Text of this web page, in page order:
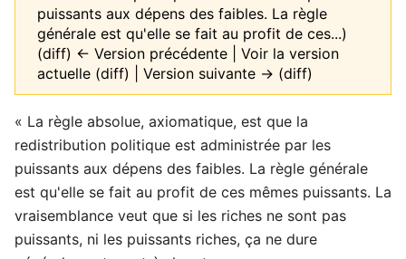
puissants aux dépens des faibles. La règle
générale est qu'elle se fait au profit de ces...)
(diff) ← Version précédente | Voir la version
actuelle (diff) | Version suivante → (diff)
« La règle absolue, axiomatique, est que la
redistribution politique est administrée par les
puissants aux dépens des faibles. La règle générale
est qu'elle se fait au profit de ces mêmes puissants. La
vraisemblance veut que si les riches ne sont pas
puissants, ni les puissants riches, ça ne dure